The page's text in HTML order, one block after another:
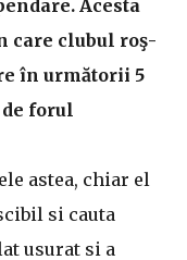
Acesta
care clubul roş-
în următorii 5
forul
astea, chiar el
si cauta
usurat si a